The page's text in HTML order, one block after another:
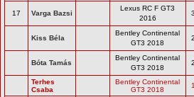
17 Varga Bazsi
Lexus RC F GT3
2016
Kiss Béla
Bentley Continental
GT3 2018
Bóta Tamás
Bentley Continental
GT3 2018
Terhes
Csaba
Bentley Continental
GT3 2018